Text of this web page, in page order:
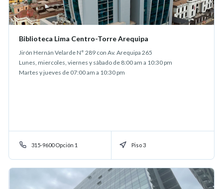
Biblioteca Lima Centro-Torre Arequipa
Jirón Hernán Velarde N° 289 con Av. Arequipa 265
Lunes, miercoles, viernes y sábado de 8:00 am a 10:30 pm
Martes y jueves de 07:00 am a 10:30 pm
315-9600 Opción 1 Piso 3